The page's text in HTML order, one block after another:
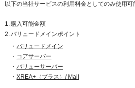
以下の当社サービスの利用料金としてのみ使用可
購入可能金額
バリュードメインポイント
バリュードメイン
コアサーバー
バリューサーバー
XREA+（プラス）/ Mail